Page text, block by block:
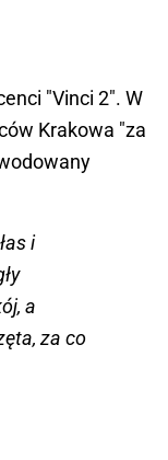
"Vinci 2". W
Krakowa "za
i
a
za co